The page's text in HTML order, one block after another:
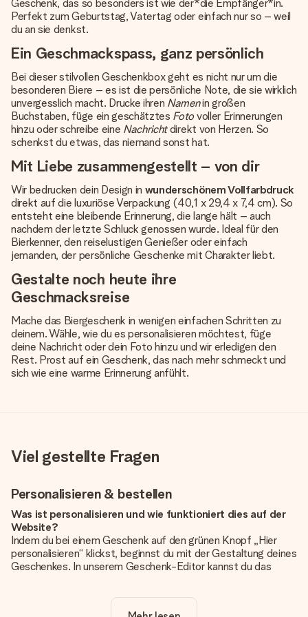
Geschenk, das so besonders ist wie der*die Empfänger*in.
Perfekt zum Geburtstag, Vatertag oder einfach nur so – weil
du an sie denkst.
Ein Geschmackspass, ganz persönlich
Bei dieser stilvollen Geschenkbox geht es nicht nur um die
besonderen Biere – es ist die persönliche Note, die sie wirklich
unvergesslich macht. Drucke ihren Namenin großen
Buchstaben, füge ein geschätztes Fotovoller Erinnerungen
hinzu oder schreibe eine Nachrichtdirekt von Herzen. So
schenkst du etwas, das niemand sonst hat.
Mit Liebe zusammengestellt – von dir
Wir bedrucken dein Design in wunderschönem Vollfarbdruck
direkt auf die luxuriöse Verpackung (40,1 x 29,4 x 7,4 cm). So
entsteht eine bleibende Erinnerung, die lange hält – auch
nachdem der letzte Schluck genossen wurde. Ideal für den
Bierkenner, den reiselustigen Genießer oder einfach
jemanden, der persönliche Geschenke mit Charakter liebt.
Gestalte noch heute ihre
Geschmacksreise
Mache das Biergeschenk in wenigen einfachen Schritten zu
deinem. Wähle, wie du es personalisieren möchtest, füge
deine Nachricht oder dein Foto hinzu und wir erledigen den
Rest. Prost auf ein Geschenk, das nach mehr schmeckt und
sich wie eine warme Erinnerung anfühlt.
Viel gestellte Fragen
Personalisieren & bestellen
Was ist personalisieren und wie funktioniert dies auf der
Website?
Indem du bei einem Geschenk auf den grünen Knopf „Hier
personalisieren“ klickst, beginnst du mit der Gestaltung deines
Geschenkes. In unserem Geschenk-Editor kannst du das
noch eines unserer angebotenen Designs, um deinem